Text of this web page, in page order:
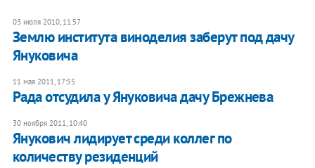
03 июля 2010, 11:57
Землю института виноделия заберут под дачу
Януковича
11 мая 2011, 17:55
Рада отсудила у Януковича дачу Брежнева
30 ноября 2011, 10:40
Янукович лидирует среди коллег по
количеству резиденций